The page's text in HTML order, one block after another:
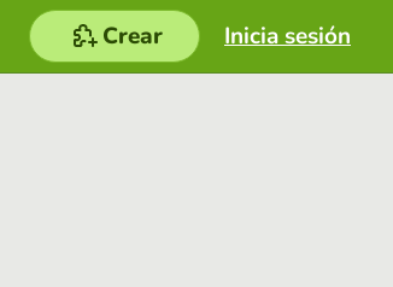
Inicia sesión
Crear